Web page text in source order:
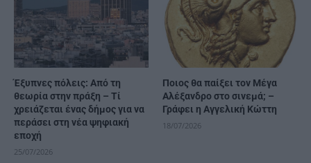
Έξυπνες πόλεις: Από τη
θεωρία στην πράξη – Τί
χρειάζεται ένας δήμος για να
περάσει στη νέα ψηφιακή
εποχή
25/07/2026
Ποιος θα παίξει τον Μέγα
Αλέξανδρο στο σινεμά; –
Γράφει η Αγγελική Κώττη
18/07/2026